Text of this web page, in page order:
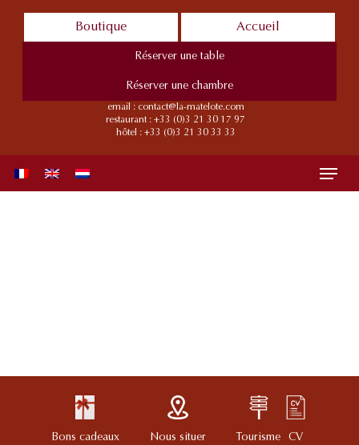
Boutique Accueil
Réserver une table
Réserver une chambre
email : contact@la-matelote.com
restaurant : +33 (0)3 21 30 17 97
hôtel : +33 (0)3 21 30 33 33
Bons cadeaux Nous situer Tourisme CV